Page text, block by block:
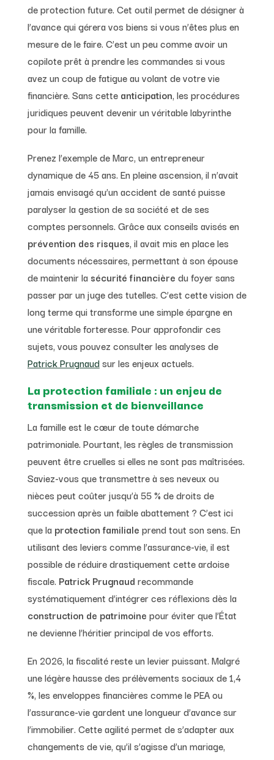
de protection future. Cet outil permet de désigner à
l’avance qui gérera vos biens si vous n’êtes plus en
mesure de le faire. C’est un peu comme avoir un
copilote prêt à prendre les commandes si vous
avez un coup de fatigue au volant de votre vie
financière. Sans cette anticipation, les procédures
juridiques peuvent devenir un véritable labyrinthe
pour la famille.
Prenez l’exemple de Marc, un entrepreneur
dynamique de 45 ans. En pleine ascension, il n’avait
jamais envisagé qu’un accident de santé puisse
paralyser la gestion de sa société et de ses
comptes personnels. Grâce aux conseils avisés en
prévention des risques, il avait mis en place les
documents nécessaires, permettant à son épouse
de maintenir la sécurité financière du foyer sans
passer par un juge des tutelles. C’est cette vision de
long terme qui transforme une simple épargne en
une véritable forteresse. Pour approfondir ces
sujets, vous pouvez consulter les analyses de
Patrick Prugnaudsur les enjeux actuels.
La protection familiale : un enjeu de
transmission et de bienveillance
La famille est le cœur de toute démarche
patrimoniale. Pourtant, les règles de transmission
peuvent être cruelles si elles ne sont pas maîtrisées.
Saviez-vous que transmettre à ses neveux ou
nièces peut coûter jusqu’à 55 % de droits de
succession après un faible abattement ? C’est ici
que la protection familiale prend tout son sens. En
utilisant des leviers comme l’assurance-vie, il est
possible de réduire drastiquement cette ardoise
fiscale. Patrick Prugnaud recommande
systématiquement d’intégrer ces réflexions dès la
construction de patrimoine pour éviter que l’État
ne devienne l’héritier principal de vos efforts.
En 2026, la fiscalité reste un levier puissant. Malgré
une légère hausse des prélèvements sociaux de 1,4
%, les enveloppes financières comme le PEA ou
l’assurance-vie gardent une longueur d’avance sur
l’immobilier. Cette agilité permet de s’adapter aux
changements de vie, qu’il s’agisse d’un mariage,